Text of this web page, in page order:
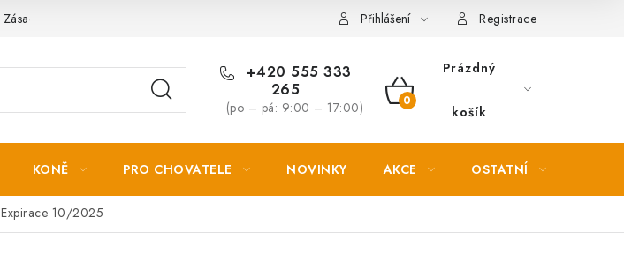
Zásady zpracování osobních údajů Přihlášení Registrace
+420 555 333
265
(po – pá: 9:00 – 17:00)
NÁKUPNÍ
Prázdný
košík
KONĚ PRO CHOVATELE NOVINKY AKCE OSTATNÍ
Expirace 10/2025